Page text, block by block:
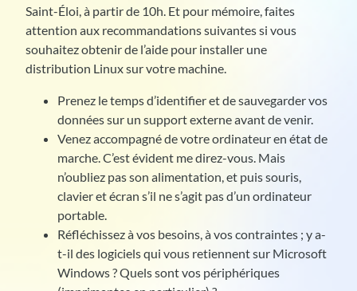
Saint-Éloi, à partir de 10h. Et pour mémoire, faites
attention aux recommandations suivantes si vous
souhaitez obtenir de l’aide pour installer une
distribution Linux sur votre machine.
Prenez le temps d’identifier et de sauvegarder vos
données sur un support externe avant de venir.
Venez accompagné de votre ordinateur en état de
marche. C’est évident me direz-vous. Mais
n’oubliez pas son alimentation, et puis souris,
clavier et écran s’il ne s’agit pas d’un ordinateur
portable.
Réfléchissez à vos besoins, à vos contraintes ; y a-
t-il des logiciels qui vous retiennent sur Microsoft
Windows ? Quels sont vos périphériques